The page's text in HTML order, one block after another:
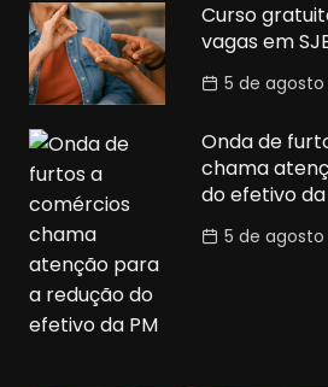
Curso
vagas em
5 de
Onda de
chama
do efetivo da
5 de